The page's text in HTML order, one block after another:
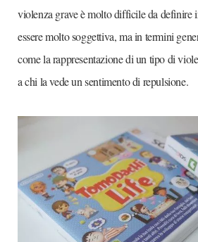
violenza grave è molto difficile da definire
essere molto soggettiva, ma in termini
come la rappresentazione di un tipo di
a chi la vede un sentimento di repulsione.